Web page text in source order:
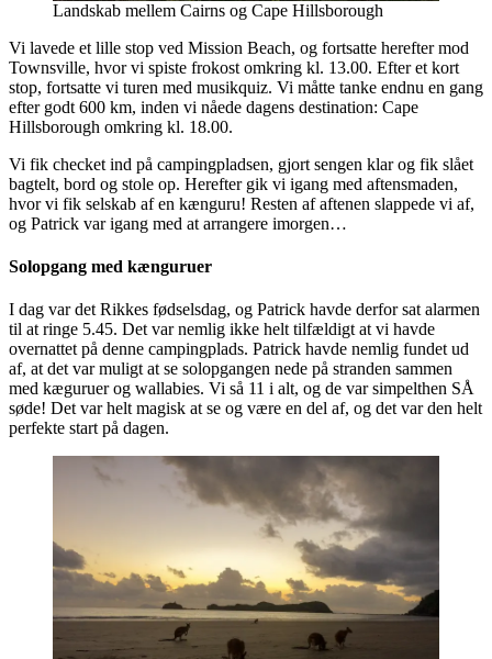
Landskab mellem Cairns og Cape Hillsborough
Vi lavede et lille stop ved Mission Beach, og fortsatte herefter mod
Townsville, hvor vi spiste frokost omkring kl. 13.00. Efter et kort
stop, fortsatte vi turen med musikquiz. Vi måtte tanke endnu en gang
efter godt 600 km, inden vi nåede dagens destination: Cape
Hillsborough omkring kl. 18.00.
Vi fik checket ind på campingpladsen, gjort sengen klar og fik slået
bagtelt, bord og stole op. Herefter gik vi igang med aftensmaden,
hvor vi fik selskab af en kænguru! Resten af aftenen slappede vi af,
og Patrick var igang med at arrangere imorgen…
Solopgang med kænguruer
I dag var det Rikkes fødselsdag, og Patrick havde derfor sat alarmen
til at ringe 5.45. Det var nemlig ikke helt tilfældigt at vi havde
overnattet på denne campingplads. Patrick havde nemlig fundet ud
af, at det var muligt at se solopgangen nede på stranden sammen
med kæguruer og wallabies. Vi så 11 i alt, og de var simpelthen SÅ
søde! Det var helt magisk at se og være en del af, og det var den helt
perfekte start på dagen.